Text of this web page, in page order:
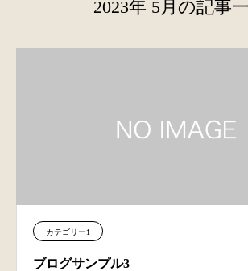
2023年 5月の記事
カテゴリー1
ブログサンプル3